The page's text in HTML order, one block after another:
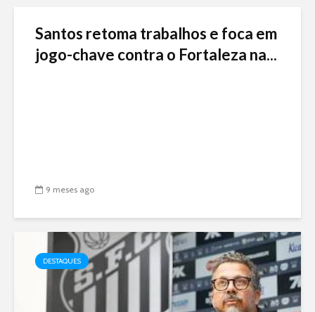
Santos retoma trabalhos e foca em
jogo-chave contra o Fortaleza na...
9 meses ago
DESTAQUES